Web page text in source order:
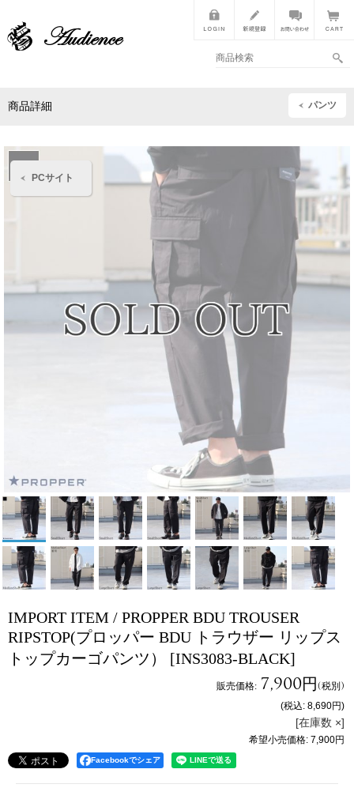
PCサイト
商品詳細 パンツ
IMPORT ITEM / PROPPER BDU TROUSER
RIPSTOP(プロッパー BDU トラウザー リップス
トップカーゴパンツ） [INS3083-BLACK]
販売価格: 7,900円(税別)
(税込: 8,690円)
[在庫数 ×]
希望小売価格: 7,900円
Facebookでシェア